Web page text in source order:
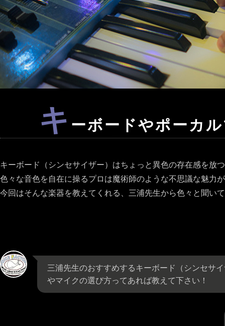
キ ーボードやポーカ
キーボード（シンセサイザー）はちょっと異色の存在感を放
色々な音色を自在に操るプロは魔術師のような不思議な魅力
今回はそんな楽器を教えてくれる、三浦先生から色々と聞い
三浦先生のおすすめするキーボード（シンセサ
やマイクの選び方ってあれば教えて下さい！